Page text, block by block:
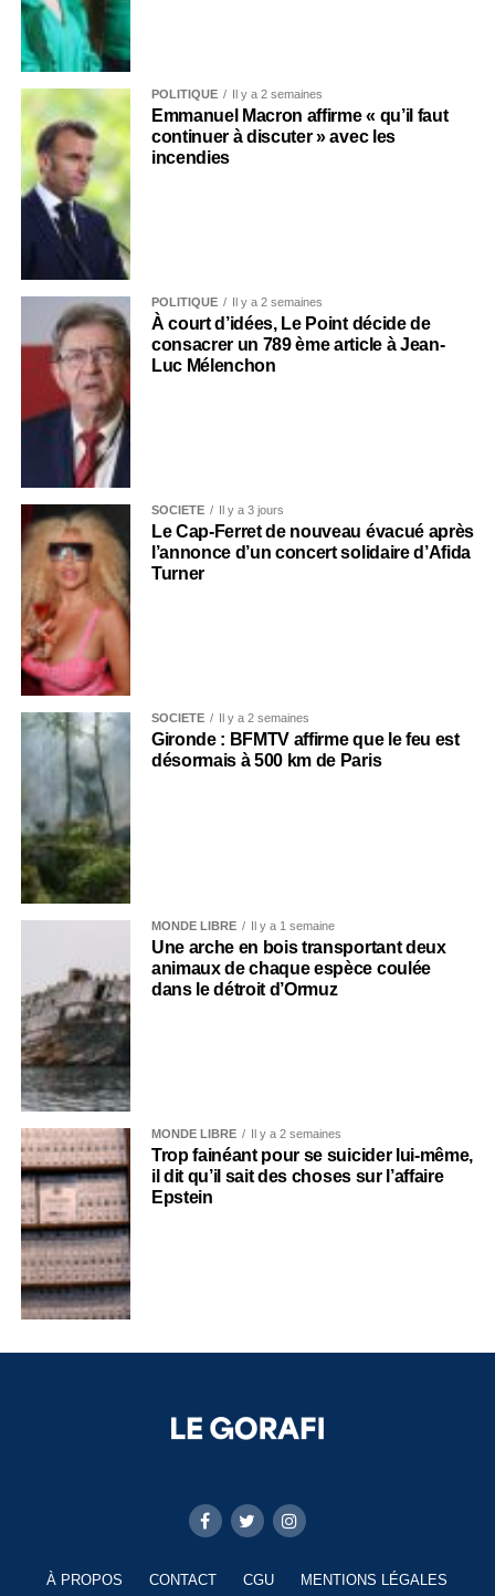
POLITIQUE Il y a 2 semaines
Emmanuel Macron affirme « qu’il faut
continuer à discuter » avec les
incendies
POLITIQUE Il y a 2 semaines
À court d’idées, Le Point décide de
consacrer un 789 ème article à Jean-
Luc Mélenchon
SOCIÉTÉ Il y a 3 jours
Le Cap-Ferret de nouveau évacué après
l’annonce d’un concert solidaire d’Afida
Turner
SOCIÉTÉ Il y a 2 semaines
Gironde : BFMTV affirme que le feu est
désormais à 500 km de Paris
MONDE LIBRE Il y a 1 semaine
Une arche en bois transportant deux
animaux de chaque espèce coulée
dans le détroit d’Ormuz
MONDE LIBRE Il y a 2 semaines
Trop fainéant pour se suicider lui-même,
il dit qu’il sait des choses sur l’affaire
Epstein
À PROPOS CONTACT CGU MENTIONS LÉGALES